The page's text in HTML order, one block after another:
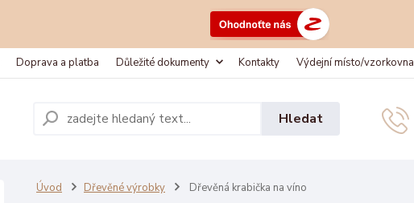
Doprava a platba Důležité dokumenty Kontakty Výdejní místo/vzorkovna
Hledat
Úvod Dřevěné výrobky Dřevěná krabička na víno